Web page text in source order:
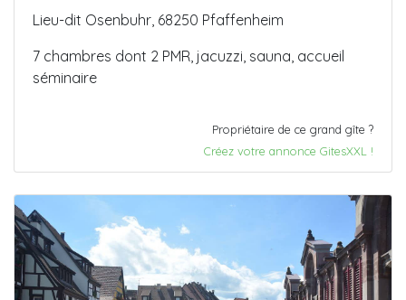
Lieu-dit Osenbuhr, 68250 Pfaffenheim
7 chambres dont 2 PMR, jacuzzi, sauna, accueil
séminaire
Propriétaire de ce grand gîte ?
Créez votre annonce GitesXXL !